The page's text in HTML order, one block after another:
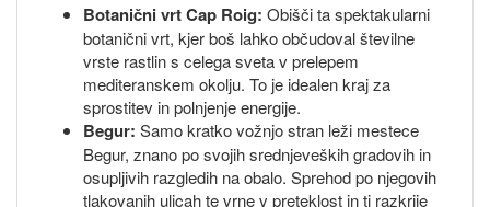
Botanični vrt Cap Roig: Obišči ta spektakularni
botanični vrt, kjer boš lahko občudoval številne
vrste rastlin s celega sveta v prelepem
mediteranskem okolju. To je idealen kraj za
sprostitev in polnjenje energije.
Begur: Samo kratko vožnjo stran leži mestece
Begur, znano po svojih srednjeveških gradovih in
osupljivih razgledih na obalo. Sprehod po njegovih
tlakovanih ulicah te vrne v preteklost in ti razkrije